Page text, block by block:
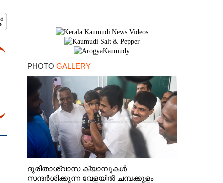
PHOTO GALLERY
ദുരിതാശ്വാസ ക്യാമ്പുകൾ
സന്ദർശിക്കുന്ന വേളയിൽ ചമ്പക്കുളം